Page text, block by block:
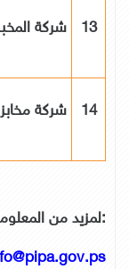
13 شركة
14 شركة
لمزيد من المعلومات: